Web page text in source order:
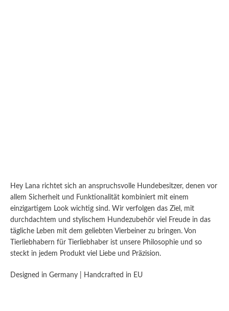
Hey Lana richtet sich an anspruchsvolle Hundebesitzer, denen vor
allem Sicherheit und Funktionalität kombiniert mit einem
einzigartigem Look wichtig sind. Wir verfolgen das Ziel, mit
durchdachtem und stylischem Hundezubehör viel Freude in das
tägliche Leben mit dem geliebten Vierbeiner zu bringen. Von
Tierliebhabern für Tierliebhaber ist unsere Philosophie und so
steckt in jedem Produkt viel Liebe und Präzision.
Designed in Germany | Handcrafted in EU